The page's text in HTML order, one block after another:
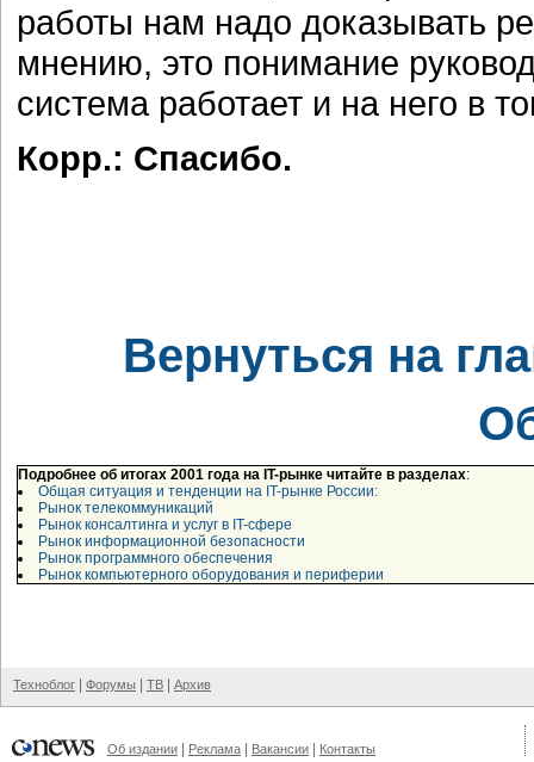
работы нам надо доказывать
мнению, это понимание
система работает и на него в
Корр.: Спасибо.
Вернуться на
Подробнее об итогах 2001 года на IT-рынке читайте в разделах:
Общая ситуация и тенденции на IT-рынке России:
Рынок телекоммуникаций
Рынок консалтинга и услуг в IT-сфере
Рынок информационной безопасности
Рынок программного обеспечения
Рынок компьютерного оборудования и периферии
Техноблог Форумы ТВ Архив
Об издании Реклама Вакансии Контакты